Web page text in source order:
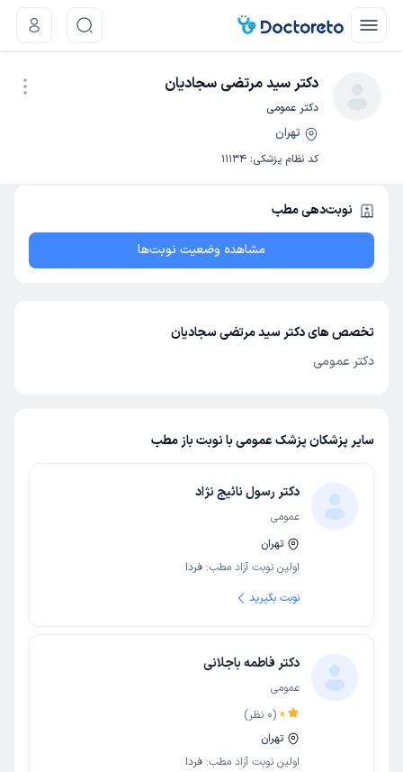
دکتر سید مرتضی سجادیان
دکتر عمومی
تهران
کد نظام پزشکی:
11134
نوبت‌دهی مطب
مشاهده وضعیت نوبت‌ها
تخصص های دکتر سید مرتضی سجادیان
دکتر عمومی
سایر پزشکان پزشک عمومی با نوبت باز مطب
دکتر رسول نائیج نژاد
عمومی
تهران
اولین نوبت آزاد مطب: فردا
نوبت بگیرید
دکتر فاطمه باجلانی
عمومی
0
(
0 نظر)
تهران
اولین نوبت آزاد مطب: فردا